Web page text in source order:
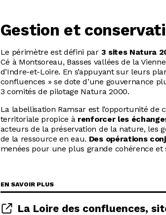
Gestion et
Le périmètre est défini par 3 sites Natura
Cé à Montsoreau, Basses vallées de la
d’Indre-et-Loire. En s’appuyant sur leurs
confluences » se dote d’une gouvernance
3 comités de pilotage Natura 2000.
La labellisation Ramsar est l’opportunité de
territoriale propice à renforcer les
acteurs de la préservation de la nature, les
de la ressource en eau. Des opérations
menées pour une plus grande cohérence et
EN SAVOIR PLUS
La Loire des confluences,